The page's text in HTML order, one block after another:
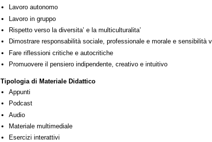
Lavoro autonomo
Lavoro in gruppo
Rispetto verso la diversita’ e la multiculturalita’
Dimostrare responsabilità sociale, professionale e morale e sensibilità
Fare riflessioni critiche e autocritiche
Promuovere il pensiero indipendente, creativo e intuitivo
Tipologia di Materiale Didattico
Appunti
Podcast
Audio
Materiale multimediale
Esercizi interattivi